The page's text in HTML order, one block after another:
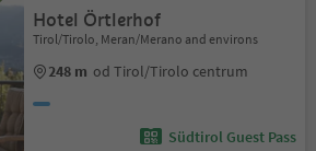
Hotel Örtlerhof
Tirol/Tirolo, Meran/Merano and environs
248 m od Tirol/Tirolo centrum
Südtirol Guest Pass